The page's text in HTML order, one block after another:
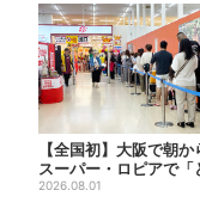
【全国初】大阪で朝
スーパー・ロピアで「
抽選会」、開始30分で
2026.08.01